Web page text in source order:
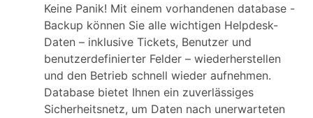
Keine Panik! Mit einem vorhandenen database -
Backup können Sie alle wichtigen Helpdesk-
Daten – inklusive Tickets, Benutzer und
benutzerdefinierter Felder – wiederherstellen
und den Betrieb schnell wieder aufnehmen.
Database bietet Ihnen ein zuverlässiges
Sicherheitsnetz, um Daten nach unerwarteten